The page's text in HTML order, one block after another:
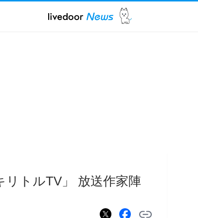
リトルTV」 放送作家陣